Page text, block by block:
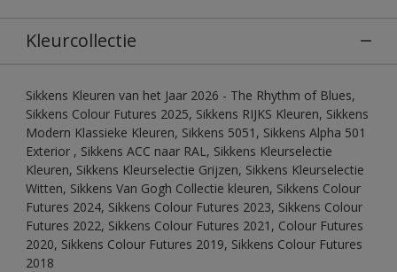
Kleurcollectie
Sikkens Kleuren van het Jaar 2026 - The Rhythm of Blues,
Sikkens Colour Futures 2025, Sikkens RIJKS Kleuren, Sikkens
Modern Klassieke Kleuren, Sikkens 5051, Sikkens Alpha 501
Exterior , Sikkens ACC naar RAL, Sikkens Kleurselectie
Kleuren, Sikkens Kleurselectie Grijzen, Sikkens Kleurselectie
Witten, Sikkens Van Gogh Collectie kleuren, Sikkens Colour
Futures 2024, Sikkens Colour Futures 2023, Sikkens Colour
Futures 2022, Sikkens Colour Futures 2021, Colour Futures
2020, Sikkens Colour Futures 2019, Sikkens Colour Futures
2018